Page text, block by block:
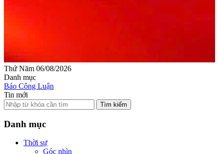
Thứ Năm 06/08/2026
Danh mục
Báo Công Luận
Tin mới
Tìm kiếm
Danh mục
Thời sự
Góc nhìn